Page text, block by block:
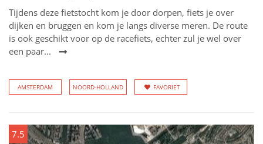
Tijdens deze fietstocht kom je door dorpen, fiets je over
dijken en bruggen en kom je langs diverse meren. De route
is ook geschikt voor op de racefiets, echter zul je wel over
een paar...
AMSTERDAM NOORD-HOLLAND FAVORIET
7.5